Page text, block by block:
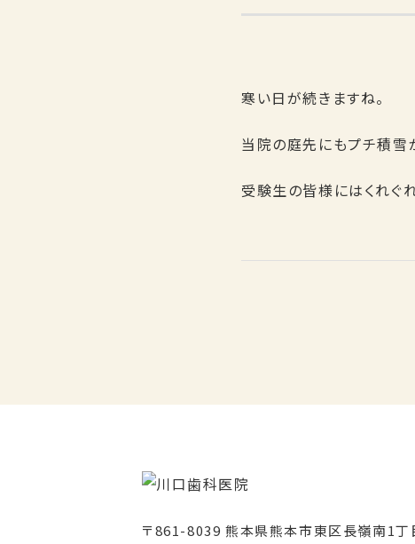
寒い日が続きますね。
当院の庭先にもプチ積雪
受験生の皆様にはくれぐ
〒861-8039 熊本県熊本市東区長嶺南1